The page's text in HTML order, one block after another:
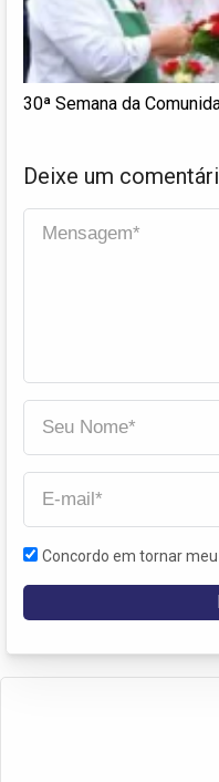
30ª Semana da
Deixe um
Concordo em tornar